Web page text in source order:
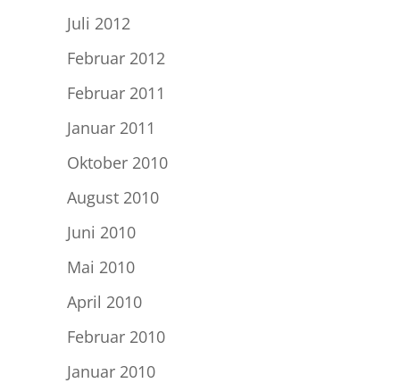
Juli 2012
Februar 2012
Februar 2011
Januar 2011
Oktober 2010
August 2010
Juni 2010
Mai 2010
April 2010
Februar 2010
Januar 2010